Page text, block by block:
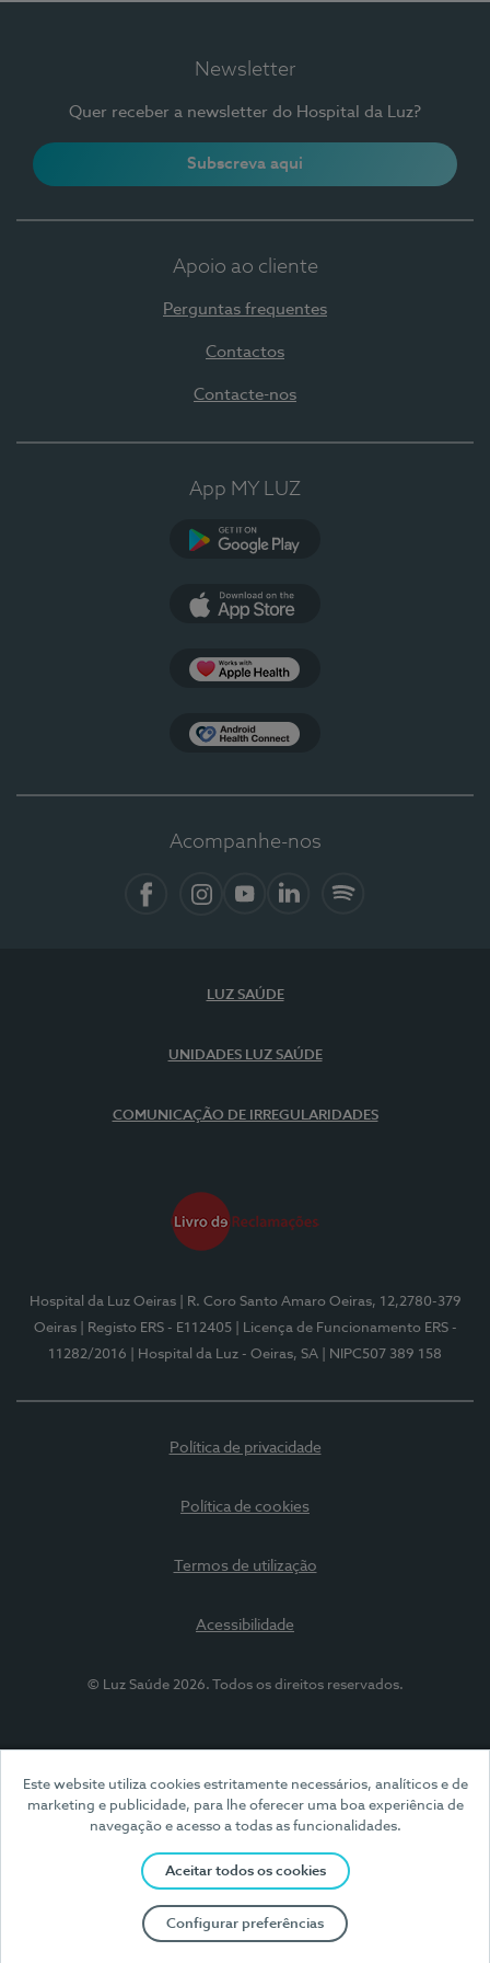
Este website utiliza cookies estritamente necessários, analíticos e de
marketing e publicidade, para lhe oferecer uma boa experiência de
navegação e acesso a todas as funcionalidades.
Aceitar todos os cookies
Configurar preferências
Newsletter
Quer receber a newsletter do Hospital da Luz?
Subscreva aqui
Apoio ao cliente
Perguntas frequentes
Contactos
Contacte-nos
App MY LUZ
Acompanhe-nos
LUZ SAÚDE
UNIDADES LUZ SAÚDE
COMUNICAÇÃO DE IRREGULARIDADES
Hospital da Luz Oeiras
| R. Coro Santo Amaro Oeiras, 12,2780-379
Oeiras
| Registo ERS - E112405
| Licença de Funcionamento ERS -
11282/2016
| Hospital da Luz - Oeiras, SA | NIPC507 389 158
Política de privacidade
Política de cookies
Termos de utilização
Acessibilidade
© Luz Saúde 2026. Todos os direitos reservados.